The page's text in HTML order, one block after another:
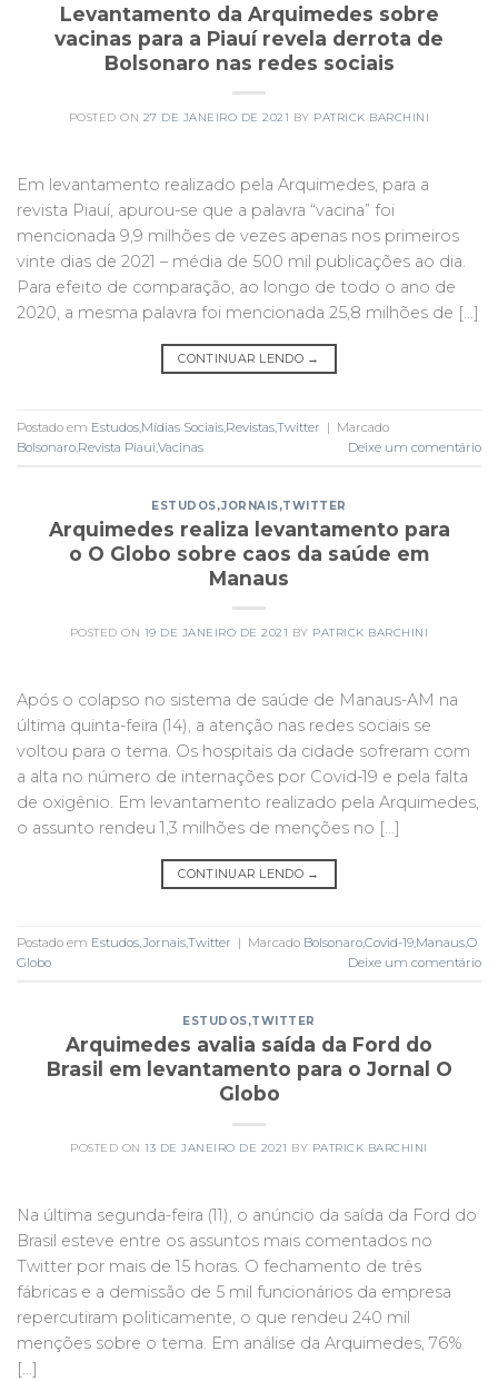
Levantamento da Arquimedes sobre
vacinas para a Piauí revela derrota de
Bolsonaro nas redes sociais
POSTED ON 27 DE JANEIRO DE 2021 BY PATRICK BARCHINI
Em levantamento realizado pela Arquimedes, para a
revista Piauí, apurou-se que a palavra “vacina” foi
mencionada 9,9 milhões de vezes apenas nos primeiros
vinte dias de 2021 – média de 500 mil publicações ao dia.
Para efeito de comparação, ao longo de todo o ano de
2020, a mesma palavra foi mencionada 25,8 milhões de […]
CONTINUAR LENDO →
Postado em Estudos,Mídias Sociais,Revistas,Twitter | Marcado
Bolsonaro,Revista Piaui,Vacinas Deixe um comentário
ESTUDOS,JORNAIS,TWITTER
Arquimedes realiza levantamento para
o O Globo sobre caos da saúde em
Manaus
POSTED ON 19 DE JANEIRO DE 2021 BY PATRICK BARCHINI
Após o colapso no sistema de saúde de Manaus-AM na
última quinta-feira (14), a atenção nas redes sociais se
voltou para o tema. Os hospitais da cidade sofreram com
a alta no número de internações por Covid-19 e pela falta
de oxigênio. Em levantamento realizado pela Arquimedes,
o assunto rendeu 1,3 milhões de menções no […]
CONTINUAR LENDO →
Postado em Estudos,Jornais,Twitter | Marcado Bolsonaro,Covid-19,Manaus,O
Globo
Deixe um comentário
ESTUDOS,TWITTER
Arquimedes avalia saída da Ford do
Brasil em levantamento para o Jornal O
Globo
POSTED ON13 DE JANEIRO DE 2021 BY PATRICK BARCHINI
Na última segunda-feira (11), o anúncio da saída da Ford do
Brasil esteve entre os assuntos mais comentados no
Twitter por mais de 15 horas. O fechamento de três
fábricas e a demissão de 5 mil funcionários da empresa
repercutiram politicamente, o que rendeu 240 mil
menções sobre o tema. Em análise da Arquimedes, 76%
[…]